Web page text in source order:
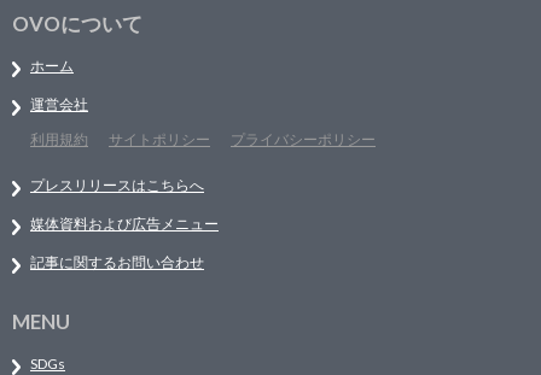
OVOについて
ホーム
運営会社
利用規約
サイトポリシー プライバシーポリシー
プレスリリースはこちらへ
媒体資料および広告メニュー
記事に関するお問い合わせ
MENU
SDGs